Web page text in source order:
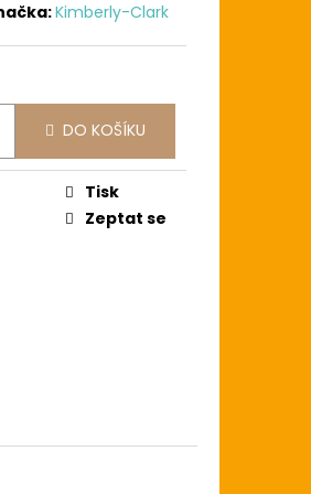
Kimberly-Clark
DO KOŠÍKU
Tisk
Zeptat se